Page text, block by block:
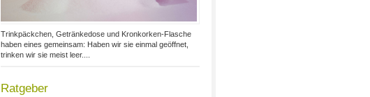
Trinkpäckchen, Getränkedose und Kronkorken-Flasche
haben eines gemeinsam: Haben wir sie einmal geöffnet,
trinken wir sie meist leer....
Ratgeber